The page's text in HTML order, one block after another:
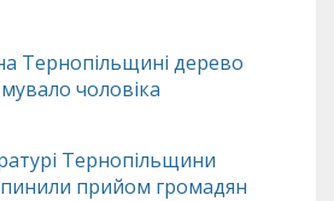
Тернопільщині дерево
чоловіка
Тернопільщини
прийом громадян